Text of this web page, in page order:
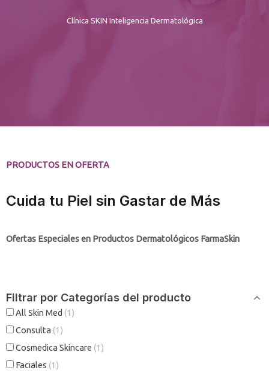
Clínica SKIN Inteligencia Dermatológica
PRODUCTOS EN OFERTA
Cuida tu Piel sin Gastar de Más
Ofertas Especiales en Productos Dermatológicos FarmaSkin
Filtrar por Categorías del producto
All Skin Med (1)
Consulta (1)
Cosmedica Skincare (1)
Faciales (1)